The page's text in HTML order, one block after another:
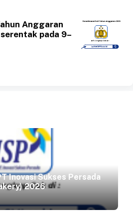
Anggaran
pada 9–
Inovasi Sukses Persada
2026